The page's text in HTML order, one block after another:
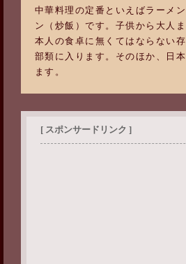
中華料理の定番といえばラーメ
ン（炒飯）です。子供から大人
本人の食卓に無くてはならない
部類に入ります。そのほか、日
ます。
[ スポンサードリンク ]